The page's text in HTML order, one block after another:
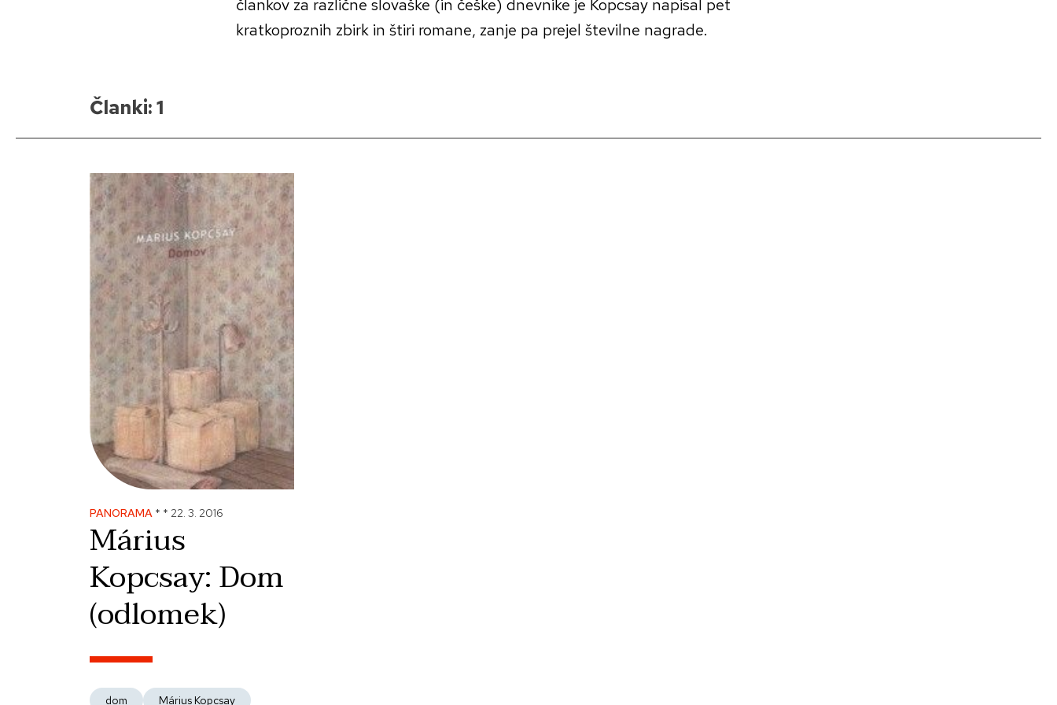
člankov za različne slovaške (in češke) dnevnike je Kopcsay napisal pet
kratkoproznih zbirk in štiri romane, zanje pa prejel številne nagrade.
Članki: 1
PANORAMA * * 22. 3. 2016
Márius
Kopcsay: Dom
(odlomek)
dom
Márius Kopcsay